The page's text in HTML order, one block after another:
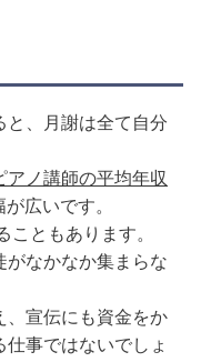
と、月謝は全て自分
アノ講師の平均年収
広いです。
こともあります。
がなかなか集まらな
、宣伝にも資金をか
事ではないでしょ